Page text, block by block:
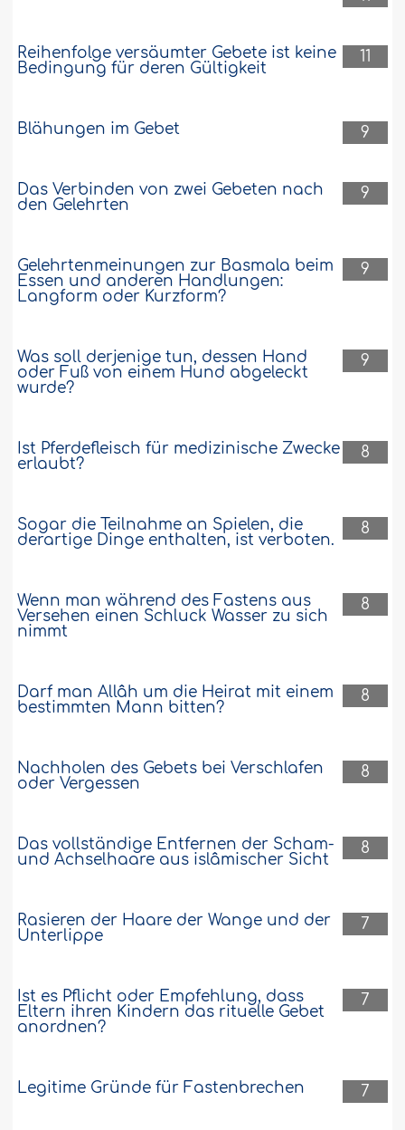
11
Reihenfolge versäumter Gebete ist keine
Bedingung für deren Gültigkeit
9
Blähungen im Gebet
9
Das Verbinden von zwei Gebeten nach
den Gelehrten
9
Gelehrtenmeinungen zur Basmala beim
Essen und anderen Handlungen:
Langform oder Kurzform?
9
Was soll derjenige tun, dessen Hand
oder Fuß von einem Hund abgeleckt
wurde?
8
Ist Pferdefleisch für medizinische Zwecke
erlaubt?
8
Sogar die Teilnahme an Spielen, die
derartige Dinge enthalten, ist verboten.
8
Wenn man während des Fastens aus
Versehen einen Schluck Wasser zu sich
nimmt
8
Darf man Allâh um die Heirat mit einem
bestimmten Mann bitten?
8
Nachholen des Gebets bei Verschlafen
oder Vergessen
8
Das vollständige Entfernen der Scham-
und Achselhaare aus islâmischer Sicht
7
Rasieren der Haare der Wange und der
Unterlippe
7
Ist es Pflicht oder Empfehlung, dass
Eltern ihren Kindern das rituelle Gebet
anordnen?
7
Legitime Gründe für Fastenbrechen